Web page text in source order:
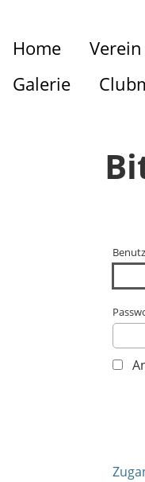
Home Verein
Galerie